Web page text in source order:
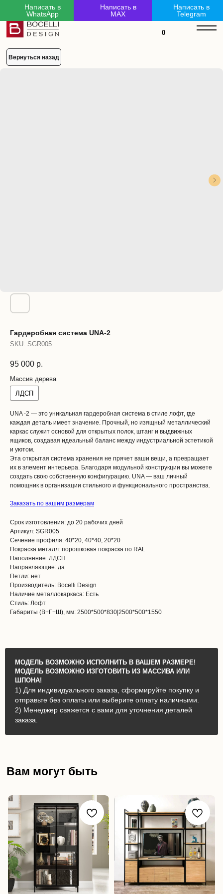
mL6-LZM-kx6-3Kc
Написать в
WhatsApp
Написать в
Telegram
0
Вернуться назад
Гардеробная система UNA-2
SKU: SGR005
95 000 р.
Массив дерева
ЛДСП
UNA -2 — это уникальная гардеробная система в стиле лофт, где
каждая деталь имеет значение. Прочный, но изящный металлический
каркас служит основой для открытых полок, штанг и выдвижных
ящиков, создавая идеальный баланс между индустриальной эстетикой
и уютом.
Эта открытая система хранения не прячет ваши вещи, а превращает
их в элемент интерьера. Благодаря модульной конструкции вы можете
создать свою собственную конфигурацию. UNA — ваш личный
помощник в организации стильного и функционального пространства.
Заказать по вашим размерам
Срок изготовления: до 20 рабочих дней
Артикул: SGR005
Сечение профиля: 40*20, 40*40, 20*20
Покраска металл: порошковая покраска по RAL
Наполнение: ЛДСП
Направляющие: да
Петли: нет
Производитель: Bocelli Design
Наличие металлокаркаса: Есть
Стиль: Лофт
Габариты (В+Г+Ш), мм: 2500*500*830|2500*500*1550
МОДЕЛЬ ВОЗМОЖНО ИСПОЛНИТЬ В ВАШЕМ РАЗМЕРЕ!
МОДЕЛЬ ВОЗМОЖНО ИЗГОТОВИТЬ ИЗ МАССИВА ИЛИ
ШПОНА!
1) Для индивидуального заказа, сформируйте покупку и
отправьте без оплаты или выберите оплату наличными.
2) Менеджер свяжется с вами для уточнения деталей
заказа.
Вам могут быть